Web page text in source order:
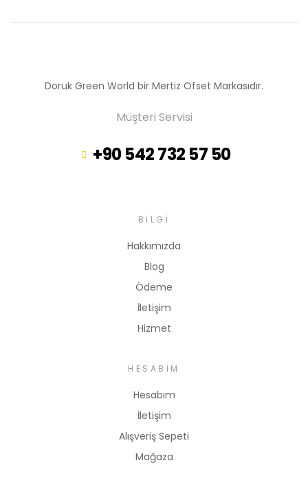
Doruk Green World bir Mertiz Ofset Markasıdır.
Müşteri Servisi
+90 542 732 57 50
BILGI
Hakkımızda
Blog
Ödeme
İletişim
Hizmet
HESABIM
Hesabım
İletişim
Alışveriş Sepeti
Mağaza